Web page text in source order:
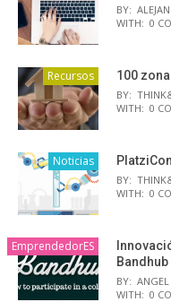
BY:
WITH: 0
Recursos 100
BY:
WITH: 0
Noticias
BY:
WITH: 0
EmprendedorES
Bandhub
BY: ANGEL
WITH: 0